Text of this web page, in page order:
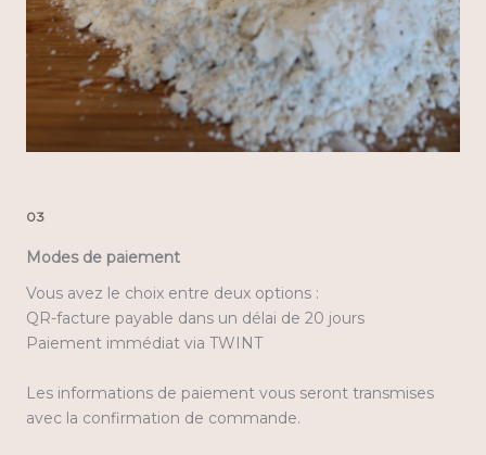
03
Modes de paiement
Vous avez le choix entre deux options :
QR-facture payable dans un délai de 20 jours
Paiement immédiat via TWINT
Les informations de paiement vous seront transmises
avec la confirmation de commande.